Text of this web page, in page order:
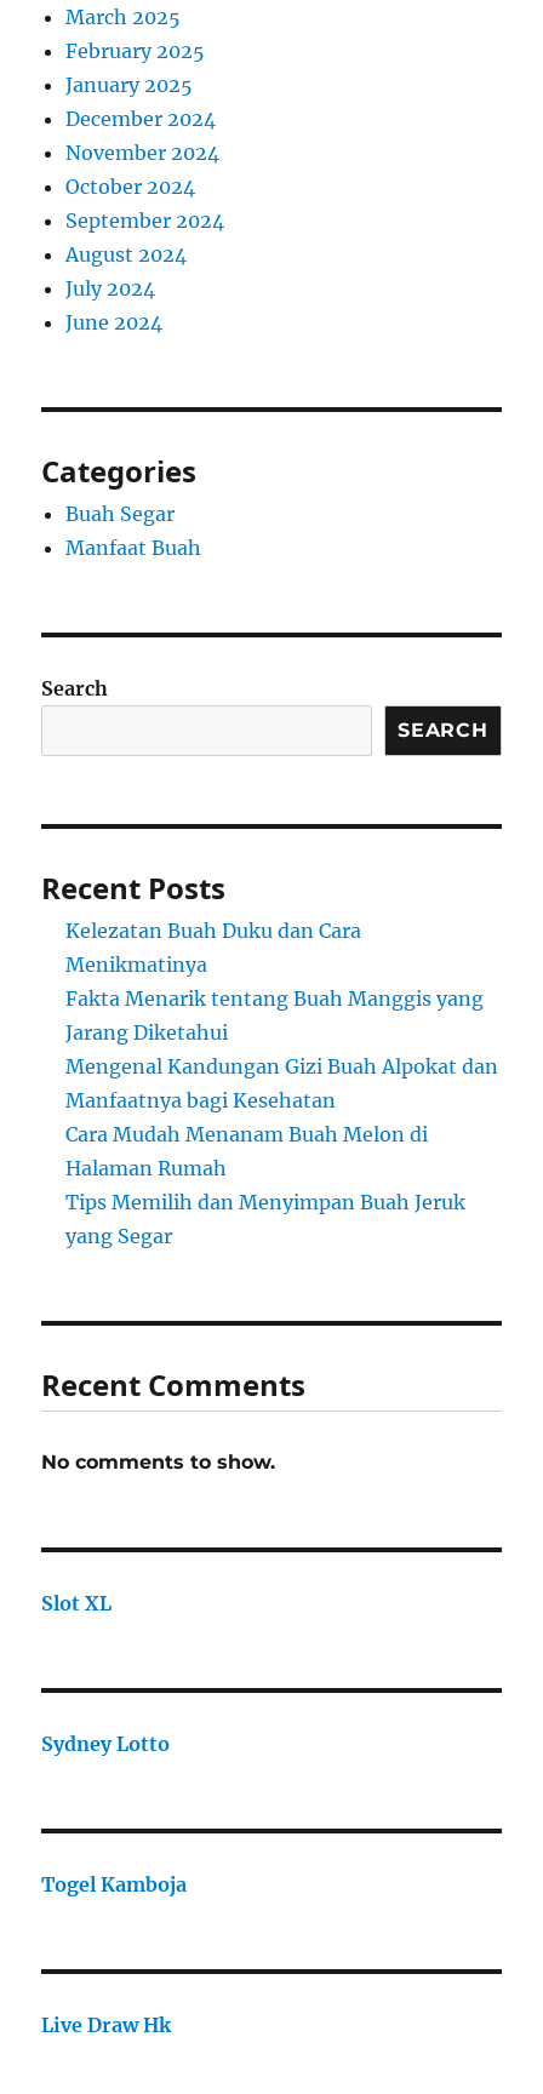
March 2025
February 2025
January 2025
December 2024
November 2024
October 2024
September 2024
August 2024
July 2024
June 2024
Categories
Buah Segar
Manfaat Buah
Search
SEARCH
Recent Posts
Kelezatan Buah Duku dan Cara
Menikmatinya
Fakta Menarik tentang Buah Manggis yang
Jarang Diketahui
Mengenal Kandungan Gizi Buah Alpokat dan
Manfaatnya bagi Kesehatan
Cara Mudah Menanam Buah Melon di
Halaman Rumah
Tips Memilih dan Menyimpan Buah Jeruk
yang Segar
Recent Comments
No comments to show.
Slot XL
Sydney Lotto
Togel Kamboja
Live Draw Hk